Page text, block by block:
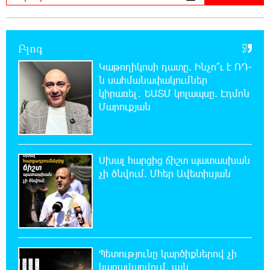
22:07:09 8-08-2026
Արտակարգ դեպք՝ Երևանում․ կոտրել են
«Հույս բոլոր մարդկանց» հիմնադրամի
շենքի պատուհաններն ու դռները
21:48:41 8-08-2026
Ալիևն ու Թրամփը հեռախոսազրույց են
ունեցել
21:29:45 8-08-2026
«Ինտեր»-ը հաղթեց «Յուվենտուս»-ին
Բլոգ
Կաթողիկոսի դատը. Ինչո՞ւ է ՌԴ-
ն սահմանափակումներ
կիրառել․ ԵԱՏՄ կոլապսը. Էդմոն
Մարուքյան
Սխալ հարցից ճիշտ պատասխան
չի ծնվում. Մհեր Ավետիսյան
Պետությունը կարծիքներով չի
կառավարվում. այն